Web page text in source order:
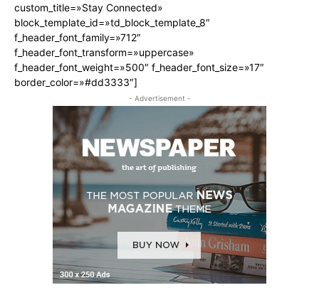
custom_title=»Stay Connected»
block_template_id=»td_block_template_8″
f_header_font_family=»712″
f_header_font_transform=»uppercase»
f_header_font_weight=»500″ f_header_font_size=»17″
border_color=»#dd3333″]
- Advertisement -